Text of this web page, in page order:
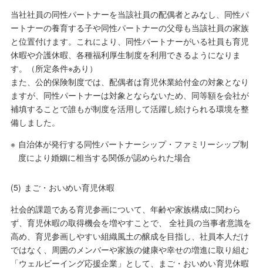
当社社員の同性パートナーを当該社員の配偶者とみなし、同性パ
ートナーの養育する子や同性パートナーの父母も当該社員の家族
と位置付けます。これにより、同性パートナーがいる社員も育児
休暇や介護休暇、各種福利厚生制度を利用できるようになりま
す。（所定条件※あり）
また、公的保険制度では、配偶者は育児休業給付金の対象となり
ますが、同性パートナーは対象とならないため、同等額を会社が
補填することで誰もが制度を活用して活躍し続けられる環境を整
備しました。
※ 自治体が発行する同性パートナーシップ・ファミリーシップ制
度により婚姻に相当する関係が認められた場合
(5) まご・おいめい育児休暇
社会的課題である育児参画について、年齢や家族構成に関わら
ず、育児休暇の取得機会を増やすことで、 全社員の当事者意識を
高め、育児参画しやすい組織風土の醸成を目指し、社員本人だけ
ではなく、周囲のメンバーや家族の健康や幸せの増進に取り組む
「ウェルビーイング応援企業」として、まご・おいめい育児休暇